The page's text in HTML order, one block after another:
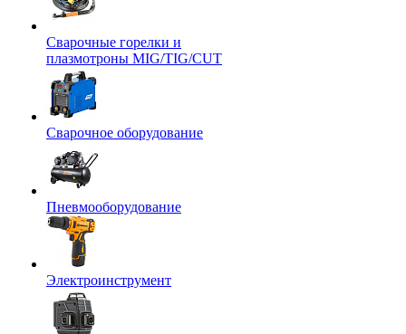
Сварочные горелки и
плазмотроны MIG/TIG/CUT
Сварочное оборудование
Пневмооборудование
Электроинструмент